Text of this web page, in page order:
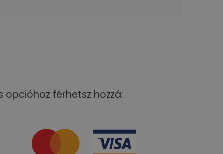
férhetsz hozzá: